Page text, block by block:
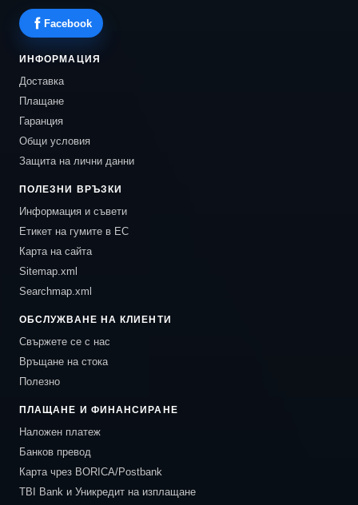
Facebook
ИНФОРМАЦИЯ
Доставка
Плащане
Гаранция
Общи условия
Защита на лични данни
ПОЛЕЗНИ ВРЪЗКИ
Информация и съвети
Етикет на гумите в ЕС
Карта на сайта
Sitemap.xml
Searchmap.xml
ОБСЛУЖВАНЕ НА КЛИЕНТИ
Свържете се с нас
Връщане на стока
Полезно
ПЛАЩАНЕ И ФИНАНСИРАНЕ
Наложен платеж
Банков превод
Карта чрез BORICA/Postbank
TBI Bank и Уникредит на изплащане